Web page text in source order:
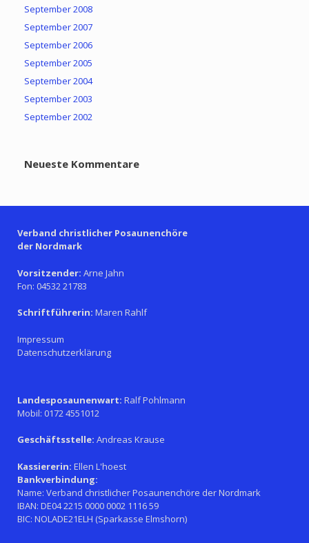
September 2008
September 2007
September 2006
September 2005
September 2004
September 2003
September 2002
Neueste Kommentare
Verband christlicher Posaunenchöre
der Nordmark
Vorsitzender: Arne Jahn
Fon: 04532 21783
Schriftführerin: Maren Rahlf
Impressum
Datenschutzerklärung
Landesposaunenwart: Ralf Pohlmann
Mobil: 0172 4551012
Geschäftsstelle: Andreas Krause
Kassiererin: Ellen L'hoest
Bankverbindung:
Name: Verband christlicher Posaunenchöre der Nordmark
IBAN: DE04 2215 0000 0002 1116 59
BIC: NOLADE21ELH (Sparkasse Elmshorn)